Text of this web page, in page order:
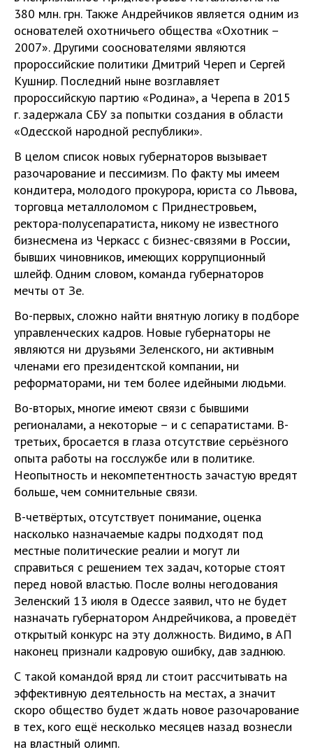
380 млн. грн. Также Андрейчиков является одним из
основателей охотничьего общества «Охотник –
2007». Другими сооснователями являются
пророссийские политики Дмитрий Череп и Сергей
Кушнир. Последний ныне возглавляет
пророссийскую партию «Родина», а Черепа в 2015
г. задержала СБУ за попытки создания в области
«Одесской народной республики».
В целом список новых губернаторов вызывает
разочарование и пессимизм. По факту мы имеем
кондитера, молодого прокурора, юриста со Львова,
торговца металлоломом с Приднестровьем,
ректора-полусепаратиста, никому не известного
бизнесмена из Черкасс с бизнес-связями в России,
бывших чиновников, имеющих коррупционный
шлейф. Одним словом, команда губернаторов
мечты от Зе.
Во-первых, сложно найти внятную логику в подборе
управленческих кадров. Новые губернаторы не
являются ни друзьями Зеленского, ни активным
членами его президентской компании, ни
реформаторами, ни тем более идейными людьми.
Во-вторых, многие имеют связи с бывшими
регионалами, а некоторые – и с сепаратистами. В-
третьих, бросается в глаза отсутствие серьёзного
опыта работы на госслужбе или в политике.
Неопытность и некомпетентность зачастую вредят
больше, чем сомнительные связи.
В-четвёртых, отсутствует понимание, оценка
насколько назначаемые кадры подходят под
местные политические реалии и могут ли
справиться с решением тех задач, которые стоят
перед новой властью. После волны негодования
Зеленский 13 июля в Одессе заявил, что не будет
назначать губернатором Андрейчикова, а проведёт
открытый конкурс на эту должность. Видимо, в АП
наконец признали кадровую ошибку, дав заднюю.
С такой командой вряд ли стоит рассчитывать на
эффективную деятельность на местах, а значит
скоро общество будет ждать новое разочарование
в тех, кого ещё несколько месяцев назад вознесли
на властный олимп.